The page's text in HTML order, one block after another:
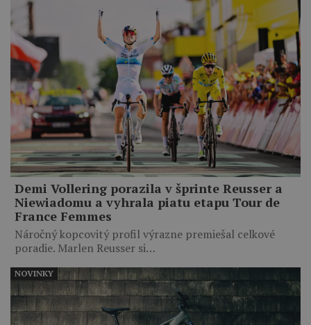
Demi Vollering porazila v šprinte Reusser a
Niewiadomu a vyhrala piatu etapu Tour de
France Femmes
Náročný kopcovitý profil výrazne premiešal celkové
poradie. Marlen Reusser si…
NOVINKY